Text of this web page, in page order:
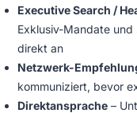
Executive Search /
Exklusiv-Mandate und
direkt an
Netzwerk-
kommuniziert, bevor
Direktansprache–